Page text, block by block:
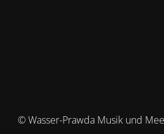
© Wasser-Prawda Musik und